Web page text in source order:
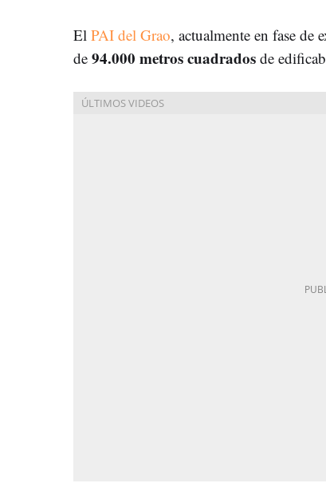
El PAI del Grao, actualmente en fase de
de 94.000 metros cuadrados de